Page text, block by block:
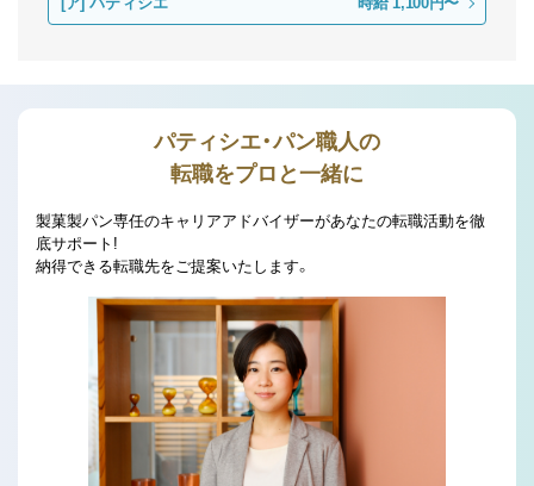
パティシエ・パン職人の
転職をプロと一緒に
製菓製パン専任のキャリアアドバイザーがあなたの転職活動を徹
底サポート!
納得できる転職先をご提案いたします。